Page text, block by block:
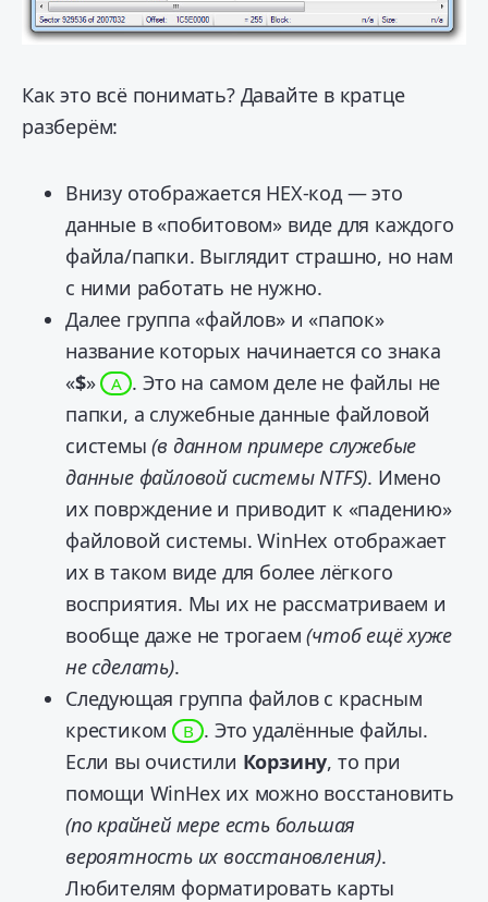
Как это всё понимать? Давайте в кратце
разберём:
Внизу отображается HEX-код — это
данные в «побитовом» виде для каждого
файла/папки. Выглядит страшно, но нам
с ними работать не нужно.
Далее группа «файлов» и «папок»
название которых начинается со знака
«$» A . Это на самом деле не файлы не
папки, а служебные данные файловой
системы(в данном примере служебые
данные файловой системы NTFS). Имено
их поврждение и приводит к «падению»
файловой системы. WinHex отображает
их в таком виде для более лёгкого
восприятия. Мы их не рассматриваем и
вообще даже не трогаем(чтоб ещё хуже
не сделать).
Следующая группа файлов с красным
крестиком B . Это удалённые файлы.
Если вы очистили Корзину, то при
помощи WinHex их можно восстановить
(по крайней мере есть большая
вероятность их восстановления).
Любителям форматировать карты